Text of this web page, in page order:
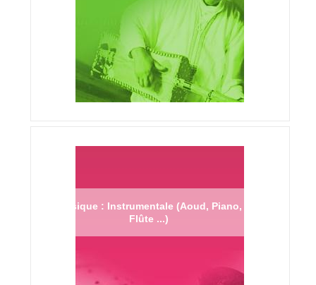
Musique : Instrumentale (Aoud, Piano,
Flûte ...)